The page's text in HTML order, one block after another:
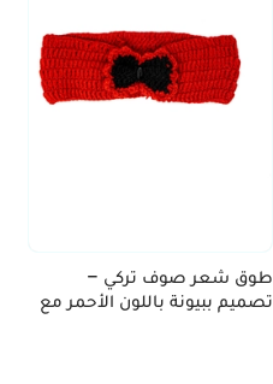
طوق شعر صوف تركي –
تصميم ببيونة باللون الأحمر مع